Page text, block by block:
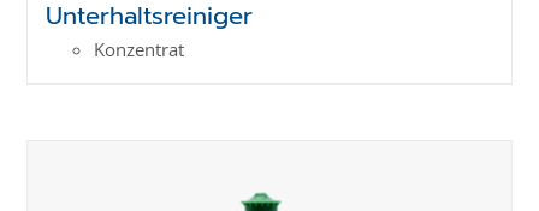
Unterhaltsreiniger
Konzentrat